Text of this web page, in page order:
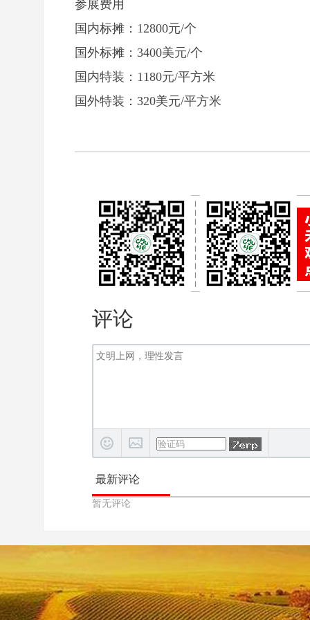
参展费用
国内标摊：12800元/个
国外标摊：3400美元/个
国内特装：1180元/平方米
国外特装：320美元/平方米
评论
最新评论
暂无评论